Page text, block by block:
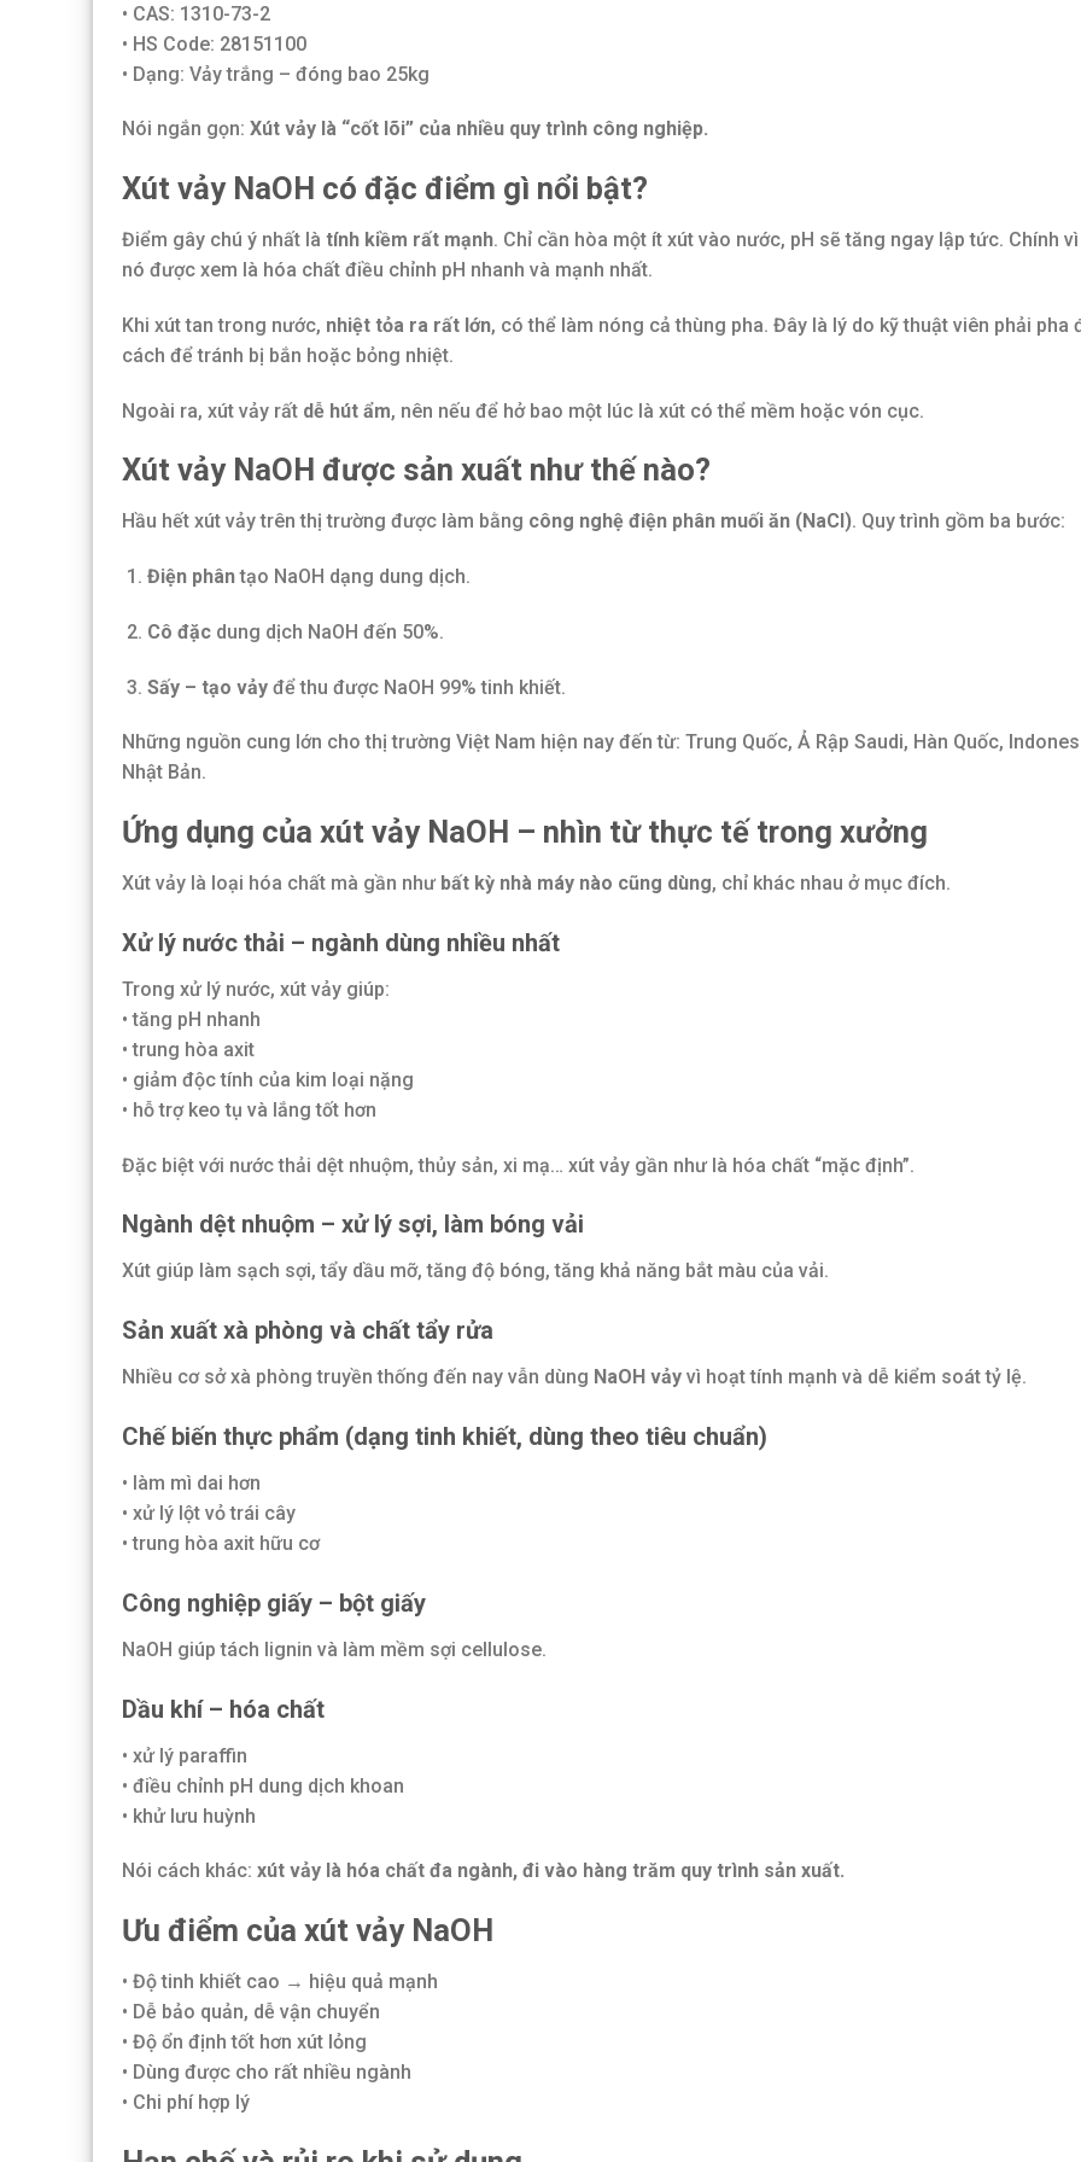
• CAS: 1310-73-2
• HS Code: 28151100
• Dạng: Vảy trắng – đóng bao 25kg
Nói ngắn gọn: Xút vảy là “cốt lõi” của nhiều quy trình công nghiệp.
Xút vảy NaOH có đặc điểm gì nổi bật?
Điểm gây chú ý nhất là tính kiềm rất mạnh. Chỉ cần hòa một ít xút vào nước, pH sẽ tăng ngay lập tức. Chính vì
nó được xem là hóa chất điều chỉnh pH nhanh và mạnh nhất.
Khi xút tan trong nước, nhiệt tỏa ra rất lớn, có thể làm nóng cả thùng pha. Đây là lý do kỹ thuật viên phải pha
cách để tránh bị bắn hoặc bỏng nhiệt.
Ngoài ra, xút vảy rất dễ hút ẩm, nên nếu để hở bao một lúc là xút có thể mềm hoặc vón cục.
Xút vảy NaOH được sản xuất như thế nào?
Hầu hết xút vảy trên thị trường được làm bằng công nghệ điện phân muối ăn (NaCl). Quy trình gồm ba bước:
Điện phântạo NaOH dạng dung dịch.
Cô đặcdung dịch NaOH đến 50%.
Sấy – tạo vảyđể thu được NaOH 99% tinh khiết.
Những nguồn cung lớn cho thị trường Việt Nam hiện nay đến từ: Trung Quốc, Ả Rập Saudi, Hàn Quốc,
Nhật Bản.
Ứng dụng của xút vảy NaOH – nhìn từ thực tế trong xưởng
Xút vảy là loại hóa chất mà gần như bất kỳ nhà máy nào cũng dùng, chỉ khác nhau ở mục đích.
Xử lý nước thải – ngành dùng nhiều nhất
Trong xử lý nước, xút vảy giúp:
• tăng pH nhanh
• trung hòa axit
• giảm độc tính của kim loại nặng
• hỗ trợ keo tụ và lắng tốt hơn
Đặc biệt với nước thải dệt nhuộm, thủy sản, xi mạ… xút vảy gần như là hóa chất “mặc định”.
Ngành dệt nhuộm – xử lý sợi, làm bóng vải
Xút giúp làm sạch sợi, tẩy dầu mỡ, tăng độ bóng, tăng khả năng bắt màu của vải.
Sản xuất xà phòng và chất tẩy rửa
Nhiều cơ sở xà phòng truyền thống đến nay vẫn dùng NaOH vảy vì hoạt tính mạnh và dễ kiểm soát tỷ lệ.
Chế biến thực phẩm (dạng tinh khiết, dùng theo tiêu chuẩn)
• làm mì dai hơn
• xử lý lột vỏ trái cây
• trung hòa axit hữu cơ
Công nghiệp giấy – bột giấy
NaOH giúp tách lignin và làm mềm sợi cellulose.
Dầu khí – hóa chất
• xử lý paraffin
• điều chỉnh pH dung dịch khoan
• khử lưu huỳnh
Nói cách khác: xút vảy là hóa chất đa ngành, đi vào hàng trăm quy trình sản xuất.
Ưu điểm của xút vảy NaOH
• Độ tinh khiết cao → hiệu quả mạnh
• Dễ bảo quản, dễ vận chuyển
• Độ ổn định tốt hơn xút lỏng
• Dùng được cho rất nhiều ngành
• Chi phí hợp lý